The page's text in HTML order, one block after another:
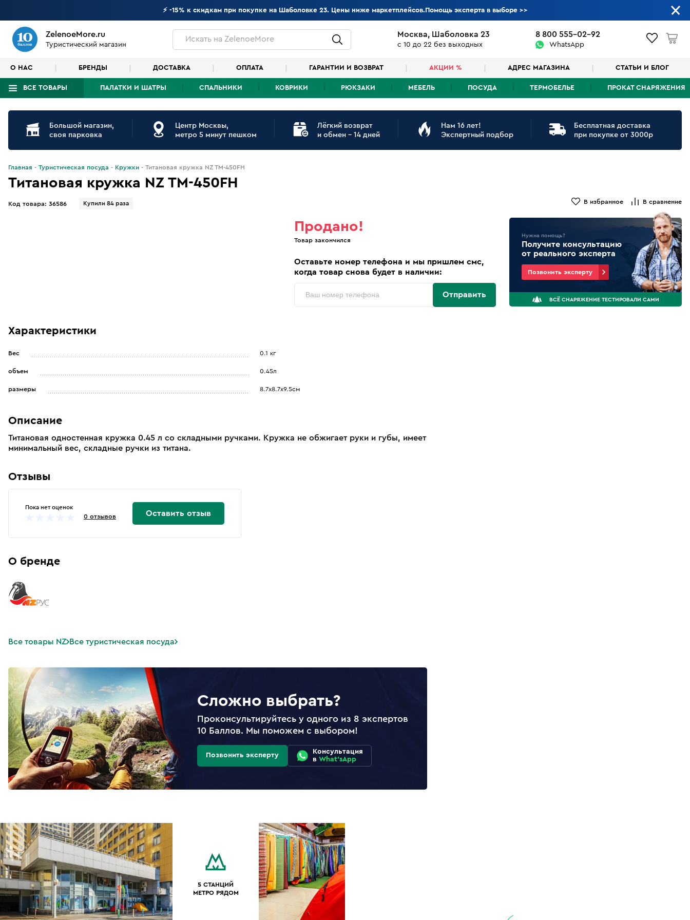
⚡ -15% к скидкам при покупке на Шаболовке 23. Цены ниже маркетплейсов.Помощь эксперта в выборе>>
ZelenoeMore.ru
Туристический магазин
Искатьна ZelenoeMore
Москва, Шаболовка 23
с 10 до 22 без выходных
8 800 555-02-92
WhatsApp
О НАС БРЕНДЫ ДОСТАВКА ОПЛАТА ГАРАНТИИ И ВОЗВРАТ АКЦИИ % АДРЕС МАГАЗИНА СТАТЬИ И БЛОГ
ВСЕ ТОВАРЫ ПАЛАТКИ И ШАТРЫ СПАЛЬНИКИ КОВРИКИ РЮКЗАКИ МЕБЕЛЬ ПОСУДА ТЕРМОБЕЛЬЕ ПРОКАТ СНАРЯЖЕНИЯ
Что будем искать?
Большой магазин,
своя парковка
Центр Москвы,
метро 5 минут пешком
Лёгкий возврат
и обмен - 14 дней
Нам 16 лет!
Экспертный подбор
Бесплатная доставка
при покупке от 3000р
Главная Туристическая посуда Кружки Титановая кружка NZ TM-450FH
Титановая кружка NZ TM-450FH
Код товара: 36586 Купили 84 раза В избранное В сравнение
Продано!
Товар закончился
Оставьте номер телефона и мы пришлем смс,
когда товар снова будет в наличии:
Отправить
Нужна помощь?
Получите консультацию
от реального эксперта
Позвонить эксперту
ВСЁ СНАРЯЖЕНИЕ ТЕСТИРОВАЛИ САМИ
Характеристики
Вес 0.1 кг
объем 0.45л
размеры 8.7х8.7х9.5см
Описание
Титановая одностенная кружка 0.45 л со складными ручками. Кружка не обжигает руки и губы, имеет
минимальный вес, складные ручки из титана.
Отзывы
Пока нет оценок
0 отзывов Оставить отзыв
О бренде
Все товары NZ Все туристическая посуда
Сложно выбрать?
Проконсультируйтесь у одного из 8 экспертов
10 Баллов. Мы поможем с выбором!
Позвонить эксперту
Консультация
в What'sApp
5 СТАНЦИЙ
МЕТРО РЯДОМ